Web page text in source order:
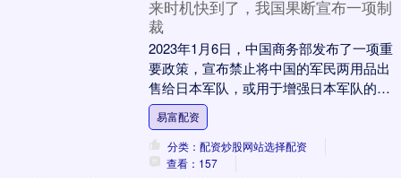
来时机快到了，我国果断宣布一项制
裁
2023年1月6日，中国商务部发布了一项重
要政策，宣布禁止将中国的军民两用品出
售给日本军队，或用于增强日本军队的力
量。这项措施并非普通的公告，而是一次
精准的反制....
易富配资
分类：配资炒股网站选择配资
查看：157